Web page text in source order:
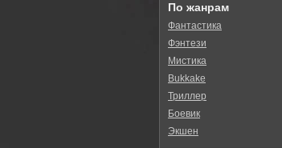
По жанрам
Фантастика
Фэнтези
Мистика
Bukkake
Триллер
Боевик
Экшен